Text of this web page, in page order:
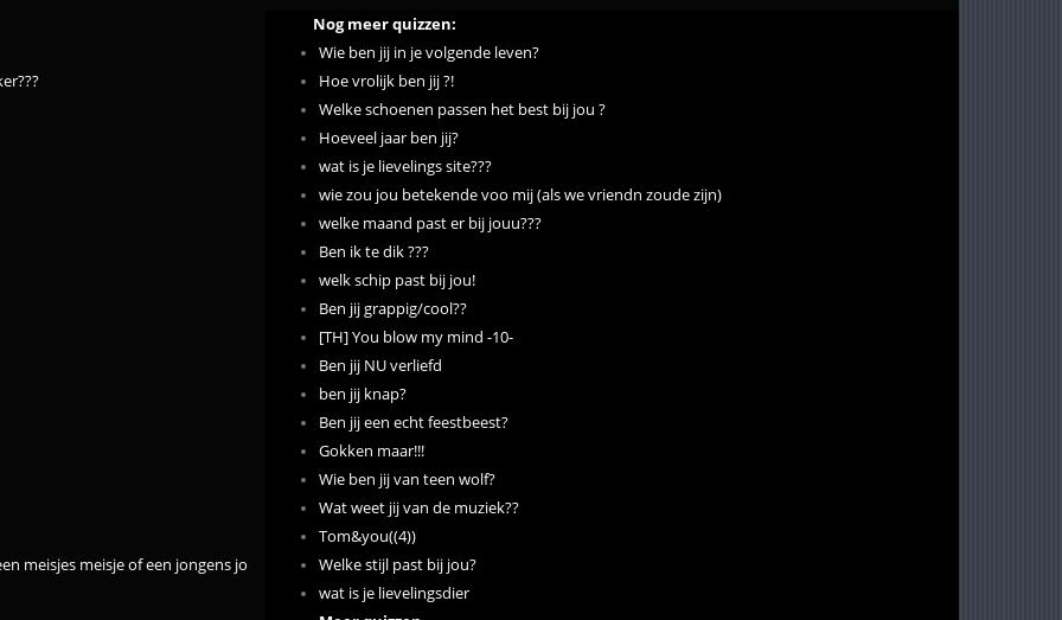
meisjes meisje of een jongens jongen
Nog meer quizzen:
Wie ben jij in je volgende leven?
Hoe vrolijk ben jij ?!
Welke schoenen passen het best bij jou ?
Hoeveel jaar ben jij?
wat is je lievelings site???
wie zou jou betekende voo mij (als we vriendn zoude zijn)
welke maand past er bij jouu???
Ben ik te dik ???
welk schip past bij jou!
Ben jij grappig/cool??
[TH] You blow my mind -10-
Ben jij NU verliefd
ben jij knap?
Ben jij een echt feestbeest?
Gokken maar!!!
Wie ben jij van teen wolf?
Wat weet jij van de muziek??
Tom&you((4))
Welke stijl past bij jou?
wat is je lievelingsdier